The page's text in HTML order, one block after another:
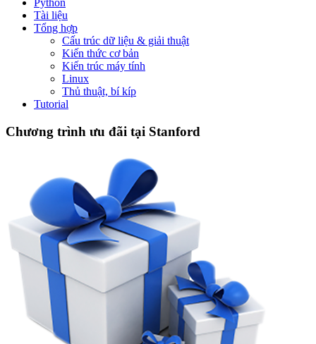
Python
Tài liệu
Tổng hợp
Cấu trúc dữ liệu & giải thuật
Kiến thức cơ bản
Kiến trúc máy tính
Linux
Thủ thuật, bí kíp
Tutorial
Chương trình ưu đãi tại Stanford